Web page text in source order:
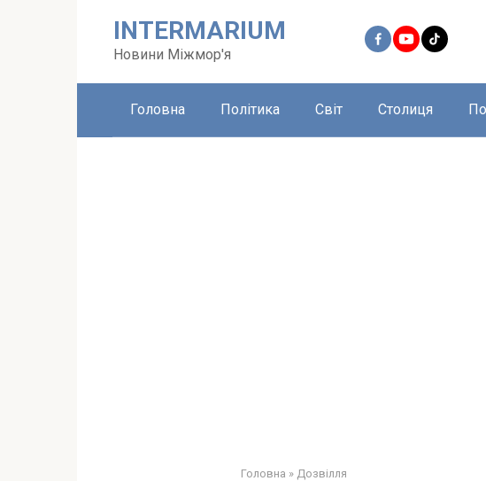
INTERMARIUM
Новини Міжмор'я
Головна Політика Світ Столиця
Головна » Дозвілля